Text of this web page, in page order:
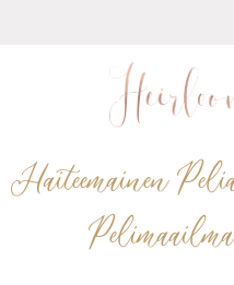
Haiteemainen